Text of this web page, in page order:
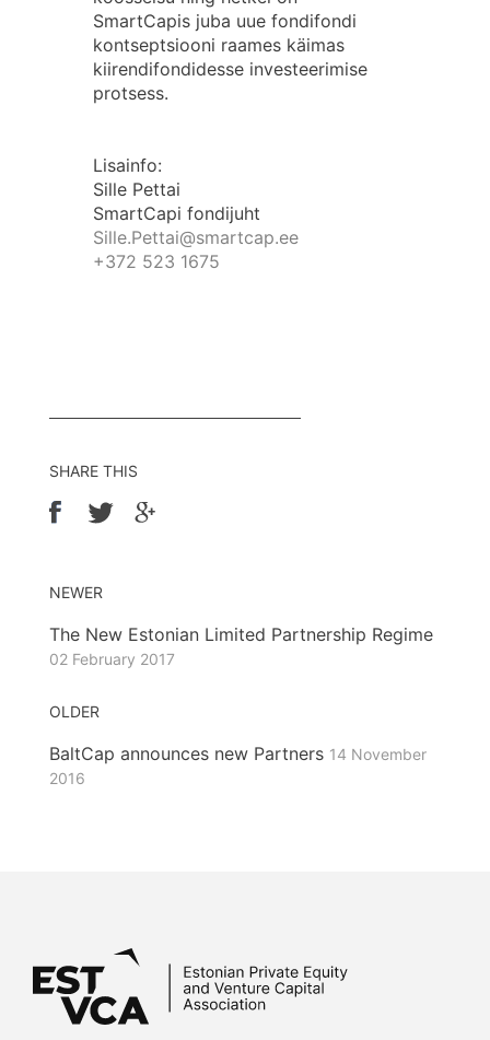
SmartCapis juba uue fondifondi
kontseptsiooni raames käimas
kiirendifondidesse investeerimise
protsess.
Lisainfo:
Sille Pettai
SmartCapi fondijuht
Sille.Pettai@smartcap.ee
+372 523 1675
SHARE THIS
NEWER
The New Estonian Limited Partnership Regime
02 February 2017
OLDER
BaltCap announces new Partners 14 November
2016